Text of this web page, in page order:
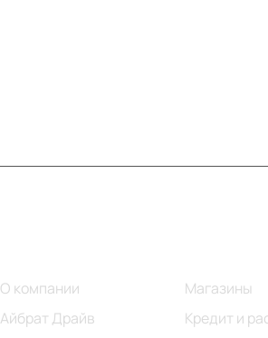
О компании
Айбрат Драйв
Магазины
Кредит и